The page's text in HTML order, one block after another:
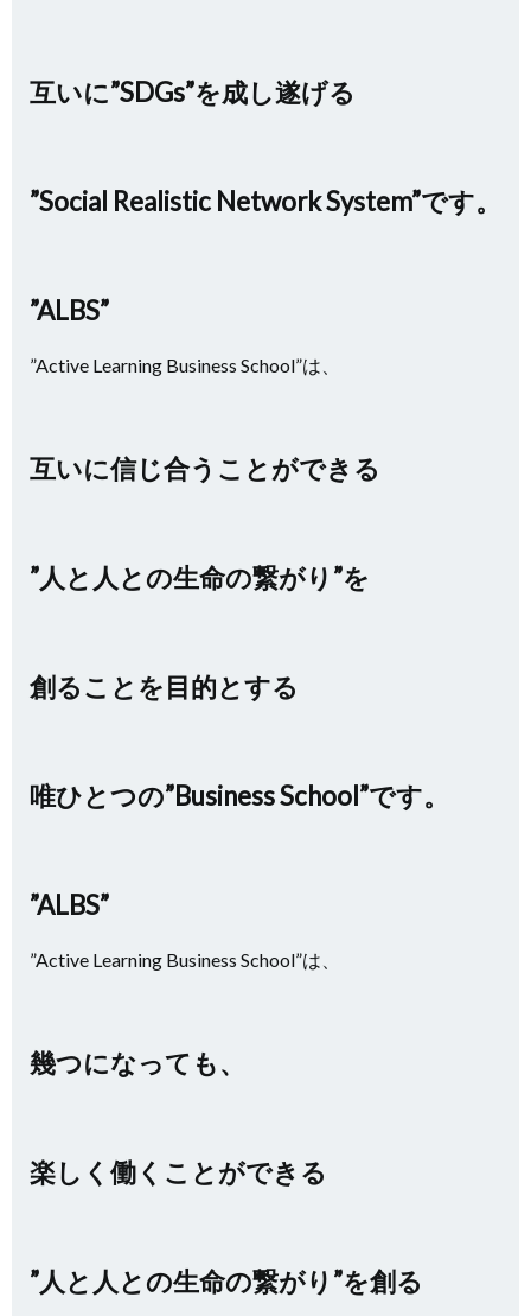
互いに”SDGs”を成し遂げる
”Social Realistic Network System”です。
”ALBS”
”Active Learning Business School”は、
互いに信じ合うことができる
”人と人との生命の繋がり”を
創ることを目的とする
唯ひとつの”Business School”です。
”ALBS”
”Active Learning Business School”は、
幾つになっても、
楽しく働くことができる
”人と人との生命の繋がり”を創る